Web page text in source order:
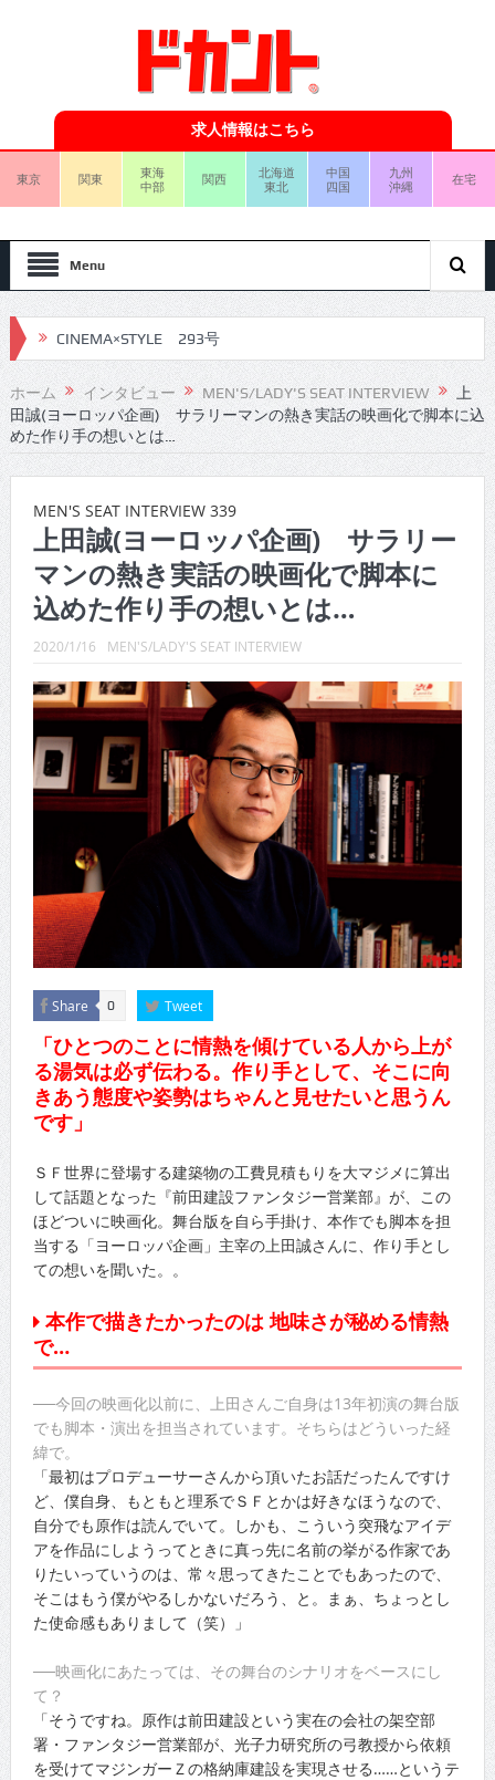
求人情報はこちら
東京 関東
東海
中部
関西
北海道
東北
中国
四国
九州
沖縄
在宅
Menu
CINEMA×STYLE 292号
CINEMA×STYLE 291号
CINEMA×STYLE 290号
CINEMA×STYLE 289号
CINEMA×STYLE 288号
CINEMA×STYLE 287号
CINEMA×STYLE 286号
CINEMA×STYLE 293号
ホーム インタビュー MEN'S/LADY'S SEAT INTERVIEW
上
田誠(ヨーロッパ企画) サラリーマンの熱き実話の映画化で脚本に込
めた作り手の想いとは…
MEN'S SEAT INTERVIEW 339
上田誠(ヨーロッパ企画) サラリー
マンの熱き実話の映画化で脚本に
込めた作り手の想いとは…
2020/1/16 MEN'S/LADY'S SEAT INTERVIEW
Share 0 Tweet
「ひとつのことに情熱を傾けている人から上が
る湯気は必ず伝わる。作り手として、そこに向
きあう態度や姿勢はちゃんと見せたいと思うん
です」
ＳＦ世界に登場する建築物の工費見積もりを大マジメに算出
して話題となった『前田建設ファンタジー営業部』が、この
ほどついに映画化。舞台版を自ら手掛け、本作でも脚本を担
当する「ヨーロッパ企画」主宰の上田誠さんに、作り手とし
ての想いを聞いた。。
本作で描きたかったのは 地味さが秘める情熱
で…
──今回の映画化以前に、上田さんご自身は13年初演の舞台版
でも脚本・演出を担当されています。そちらはどういった経
緯で。
「最初はプロデューサーさんから頂いたお話だったんですけ
ど、僕自身、もともと理系でＳＦとかは好きなほうなので、
自分でも原作は読んでいて。しかも、こういう突飛なアイデ
アを作品にしようってときに真っ先に名前の挙がる作家であ
りたいっていうのは、常々思ってきたことでもあったので、
そこはもう僕がやるしかないだろう、と。まぁ、ちょっとし
た使命感もありまして（笑）」
──映画化にあたっては、その舞台のシナリオをベースにし
て？
「そうですね。原作は前田建設という実在の会社の架空部
署・ファンタジー営業部が、光子力研究所の弓教授から依頼
を受けてマジンガーＺの格納庫建設を実現させる……というテ